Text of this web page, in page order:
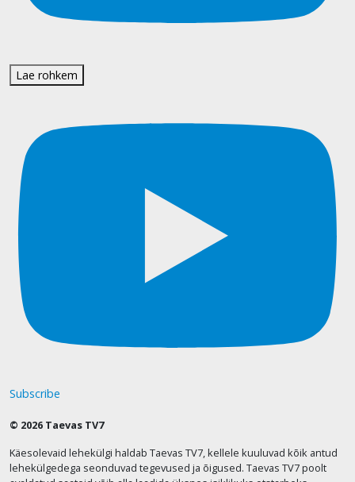
Lae rohkem
Subscribe
© 2026 Taevas TV7
Käesolevaid lehekülgi haldab Taevas TV7, kellele kuuluvad kõik antud
lehekülgedega seonduvad tegevused ja õigused. Taevas TV7 poolt